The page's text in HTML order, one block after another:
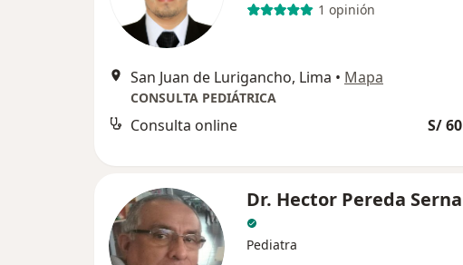
1 opinión
San Juan de Lurigancho, Lima • Mapa
CONSULTA PEDIÁTRICA
Consulta online S/ 60
Dr. Hector Pereda Serna
Pediatra